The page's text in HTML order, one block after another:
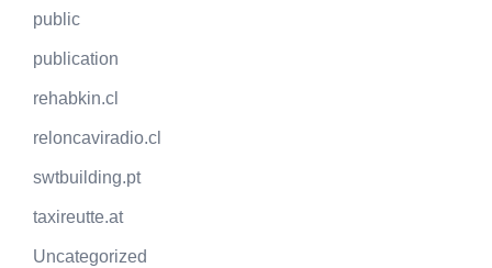
public
publication
rehabkin.cl
reloncaviradio.cl
swtbuilding.pt
taxireutte.at
Uncategorized